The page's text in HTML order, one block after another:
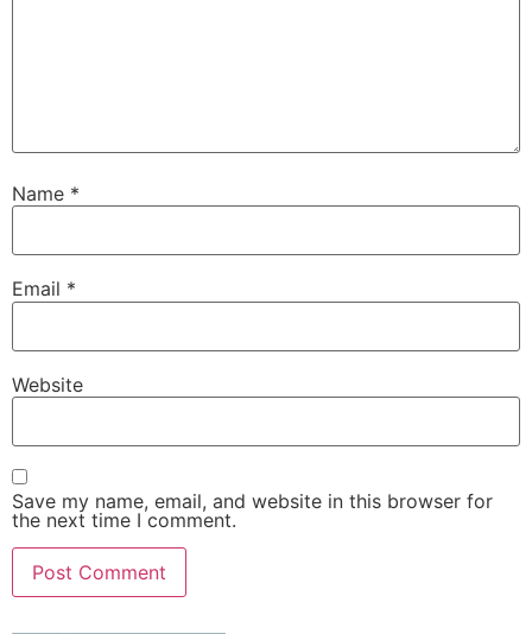
Name *
Email *
Website
Save my name, email, and website in this browser for
the next time I comment.